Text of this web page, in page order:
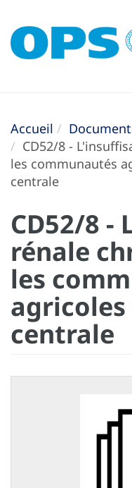
Accueil
CD52/8 -
les communautés
centrale
CD52/8 -
rénale
les
centrale